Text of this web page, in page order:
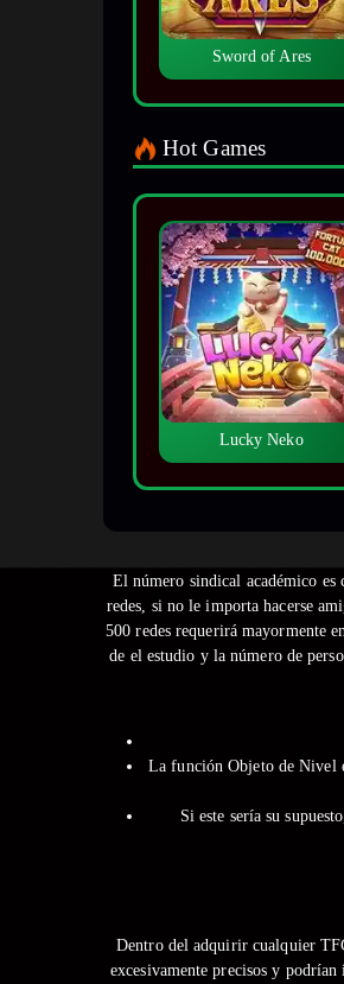
Sword of Ares
Hot Games
Lucky Neko
El número sindical académico
redes, si no le importa hacerse
500 redes requerirá mayormente
de el estudio y la número de
La función Objeto de Nivel
Si este serí­a su
Dentro del adquirir cualquier
excesivamente precisos y